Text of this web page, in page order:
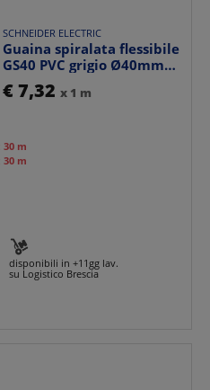
SCHNEIDER ELECTRIC
Guaina spiralata flessibile
GS40 PVC grigio Ø40mm
IP64 resistente...
€ 7,32 x 1 m
30 m
30 m
disponibili in +11gg lav.
su Logistico Brescia